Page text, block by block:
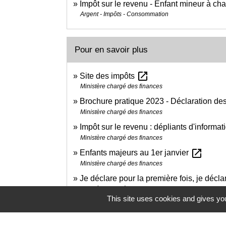
Impôt sur le revenu - Enfant mineur à
Argent - Impôts - Consommation
Pour en savoir plus
Site des impôts open_in_new
Ministère chargé des finances
Brochure pratique 2023 - Déclaration
Ministère chargé des finances
Impôt sur le revenu : dépliants
Ministère chargé des finances
Enfants majeurs au 1er janvier open_in_new
Ministère chargé des finances
Je déclare pour la première fois, je
Déclarez vos revenus en ligneopen_in_new
Ministère chargé des finances
This site uses cookies and gives